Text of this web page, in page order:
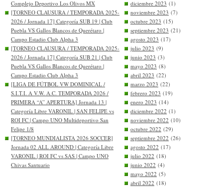
Complejo Deportivo Los Olivos MX
[TORNEO CLAUSURA / TEMPORADA 2025-
2026 / Jornada 17] Categoría SUB 19 | Club
Puebla VS Gallos Blancos de Querétaro |
Campo Estadio Club Alpha 3
[TORNEO CLAUSURA / TEMPORADA 2025-
2026 / Jornada 17] Categoría SUB 21 | Club
Puebla VS Gallos Blancos de Querétaro |
Campo Estadio Club Alpha 3
[LIGA DE FÚTBOL VW DOMINICAL /
S.I.T.I. A V.W. A.C. TEMPORADA 2026 /
PRIMERA “A” APERTURA] Jornada 13 |
Categoría Libre VARONIL | SAN FELIPE vs
ROI FC | Campo UNO Multideportivo San
Felipe 1/8
[TORNEO MUNDIALISTA 2026 SOCCER]
Jornada 02 ALL AROUND | Categoría Libre
VARONIL | ROI FC vs SAS | Campo UNO
Chivas Santuario
diciembre 2023 (1)
noviembre 2023 (7)
octubre 2023 (15)
septiembre 2023 (21)
agosto 2023 (17)
julio 2023 (9)
junio 2023 (3)
mayo 2023 (8)
abril 2023 (22)
marzo 2023 (22)
febrero 2023 (19)
enero 2023 (14)
diciembre 2022 (1)
noviembre 2022 (10)
octubre 2022 (29)
septiembre 2022 (26)
agosto 2022 (17)
julio 2022 (18)
junio 2022 (4)
mayo 2022 (5)
abril 2022 (18)